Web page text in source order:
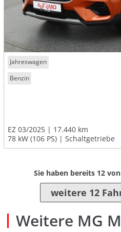
Jahreswagen
Benzin
EZ 03/2025
17.440 km
78 kW (106 PS)
Schaltgetriebe
Sie haben bereits 12von
weitere 12
Weitere MG